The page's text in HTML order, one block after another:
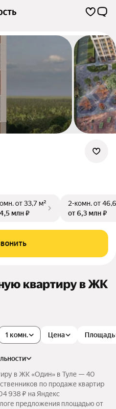
от 33,7 м²
млн ₽
2-комн.от
от 6,3 млн ₽
квартиру в ЖК
1 комн. Цена Площадь
в ЖК «Один» в Туле — 40
по продаже квартир
938 ₽ на Яндекс
предложения площадью от